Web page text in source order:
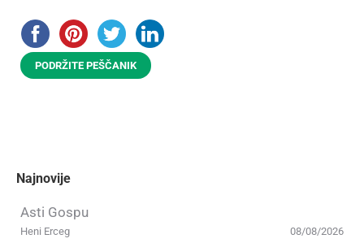
PODRŽITE PEŠČANIK
Najnovije
Asti Gospu
08/08/2026
Heni Erceg